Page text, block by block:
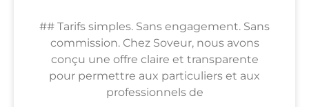
## Tarifs simples. Sans engagement. Sans
commission. Chez Soveur, nous avons
conçu une offre claire et transparente
pour permettre aux particuliers et aux
professionnels de